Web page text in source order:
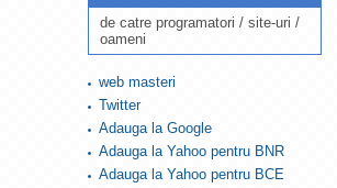
de catre programatori / site-uri /
oameni
web masteri
Twitter
Adauga la Google
Adauga la Yahoo pentru BNR
Adauga la Yahoo pentru BCE